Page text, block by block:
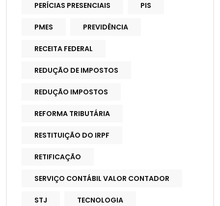
PERÍCIAS PRESENCIAIS PIS
PMES PREVIDÊNCIA
RECEITA FEDERAL
REDUÇÃO DE IMPOSTOS
REDUÇÃO IMPOSTOS
REFORMA TRIBUTÁRIA
RESTITUIÇÃO DO IRPF
RETIFICAÇÃO
SERVIÇO CONTÁBIL VALOR CONTADOR
STJ TECNOLOGIA